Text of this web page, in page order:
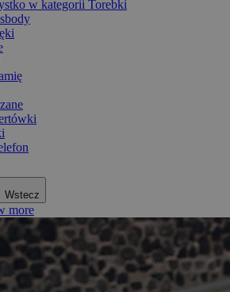
w kategorii Torebki
Wstecz
more